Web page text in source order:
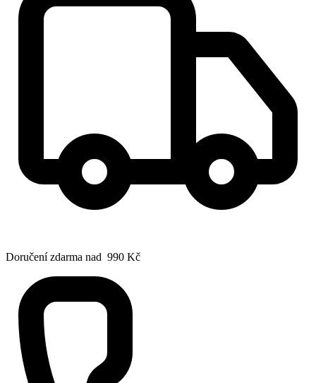
Doručení zdarma nad 990 Kč